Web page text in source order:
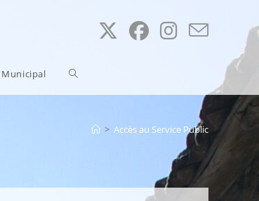
Toggle
> Accès au Service Public